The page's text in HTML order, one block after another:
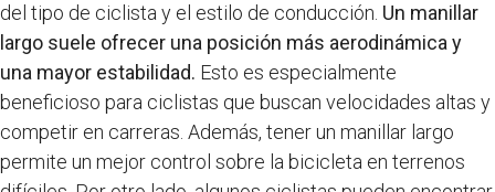
del tipo de ciclista y el estilo de conducción. Un manillar
largo suele ofrecer una posición más aerodinámica y
una mayor estabilidad. Esto es especialmente
beneficioso para ciclistas que buscan velocidades altas y
competir en carreras. Además, tener un manillar largo
permite un mejor control sobre la bicicleta en terrenos